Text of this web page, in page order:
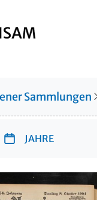
Sammlungen
JAHRE